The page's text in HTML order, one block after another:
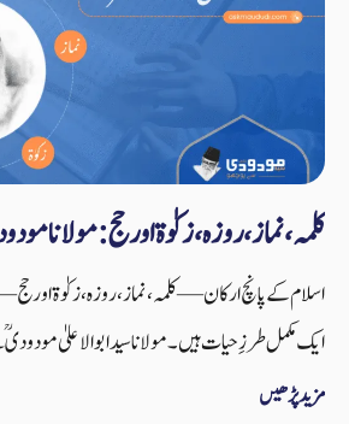
کلمہ، نماز، روزہ، زکوٰۃ اور حج: مولانا
اسلام کے پانچ ارکان—کلمہ، نماز، روزہ، زکوٰۃ اور
ایک مکمل طرزِ حیات ہیں۔ مولانا سید ابوالاعلیٰ
مزید پڑھیں